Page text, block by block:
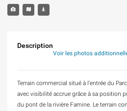
Description
Voir les photos
Terrain commercial situé à l'entrée du
avec visibilité accrue grâce à sa position
du pont de la rivière Famine. Le terrain